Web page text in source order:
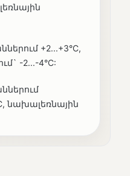
+2...+3°C,
-2...-4°C:
նախալեռնային